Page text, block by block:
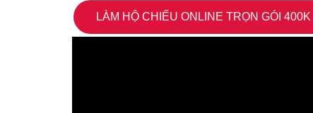
LÀM HỘ CHIẾU ONLINE TRỌN GÓI